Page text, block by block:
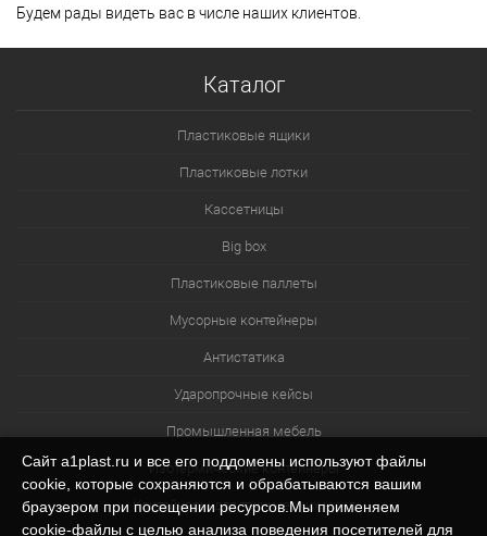
Будем рады видеть вас в числе наших клиентов.
Каталог
Пластиковые ящики
Пластиковые лотки
Кассетницы
Big box
Пластиковые паллеты
Мусорные контейнеры
Антистатика
Ударопрочные кейсы
Промышленная мебель
Изотермические контейнеры
Контейнеры для технических нужд
Сайт a1plast.ru и все его поддомены используют файлы
cookie, которые сохраняются и обрабатываются вашим
браузером при посещении ресурсов.Мы применяем
cookie‑файлы с целью анализа поведения посетителей для